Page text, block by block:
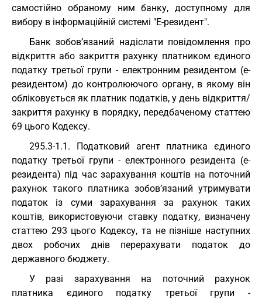
самостійно обраному ним банку, доступному для
вибору в інформаційній системі "Е-резидент".
Банк зобов’язаний надіслати повідомлення про
відкриття або закриття рахунку платником єдиного
податку третьої групи - електронним резидентом (е-
резидентом) до контролюючого органу, в якому він
обліковується як платник податків, у день відкриття/
закриття рахунку в порядку, передбаченому статтею
69 цього Кодексу.
295.3-1.1. Податковий агент платника єдиного
податку третьої групи - електронного резидента (е-
резидента) під час зарахування коштів на поточний
рахунок такого платника зобов’язаний утримувати
податок із суми зарахування за рахунок таких
коштів, використовуючи ставку податку, визначену
статтею 293 цього Кодексу, та не пізніше наступних
двох робочих днів перерахувати податок до
державного бюджету.
У разі зарахування на поточний рахунок
платника єдиного податку третьої групи -